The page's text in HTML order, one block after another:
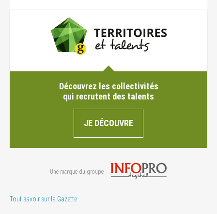
Découvrez les collectivités
qui recrutent des talents
JE DÉCOUVRE
Une marque du groupe
Tout savoir sur la Gazette